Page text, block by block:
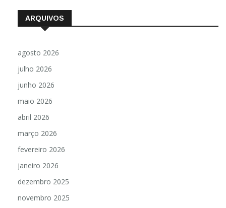
ARQUIVOS
agosto 2026
julho 2026
junho 2026
maio 2026
abril 2026
março 2026
fevereiro 2026
janeiro 2026
dezembro 2025
novembro 2025